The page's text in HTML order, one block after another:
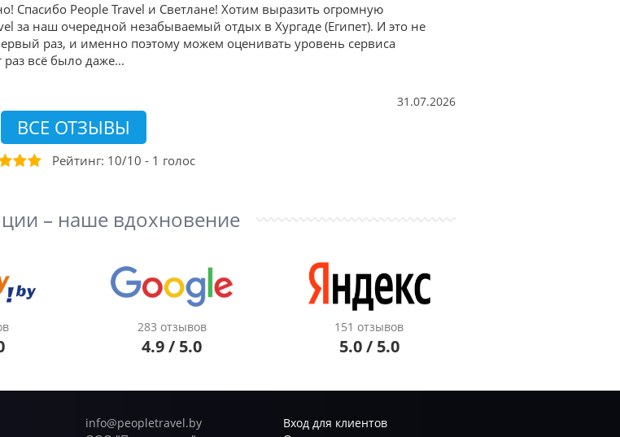
People Travel и Светлане! Хотим выразить огромную
за наш очередной незабываемый отдых в Хургаде (Египет). И это не
раз, и именно поэтому можем оценивать уровень сервиса
раз всё было даже...
31.07.2026
ВСЕ ОТЗЫВЫ
Рейтинг: 10/10 - 1 голос
– наше вдохновение
283 отзывов
4.9 / 5.0
151 отзывов
5.0 / 5.0
info@peopletravel.by
Вход для клиентов